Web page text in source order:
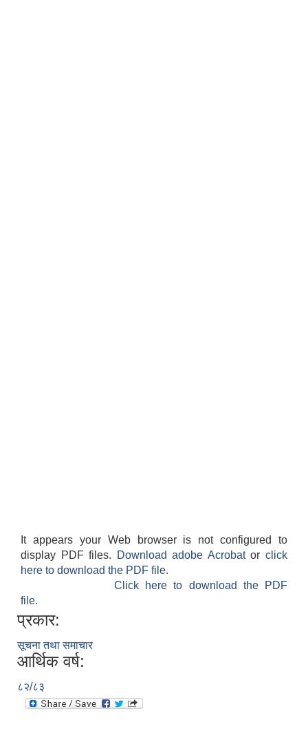
It appears your Web browser is not configured to
display PDF files.
Download adobe Acrobatorclick
here to download the PDF file.
Click here to download the PDF
file.
प्रकार:
सूचना तथा समाचार
आर्थिक वर्ष:
८२/८३